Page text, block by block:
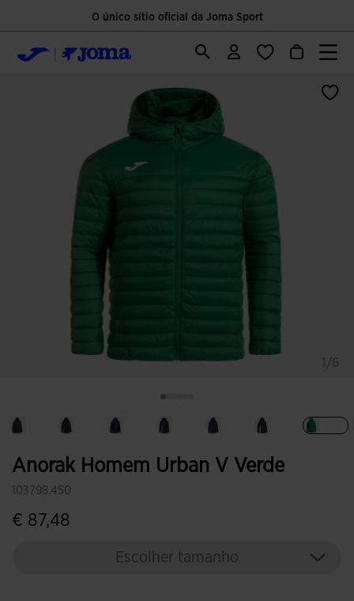
O único sítio oficial da Joma Sport
Anorak Homem Urban V Verde
103798.450
€ 87,48
Escolher tamanho